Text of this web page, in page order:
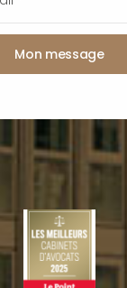
Mon message